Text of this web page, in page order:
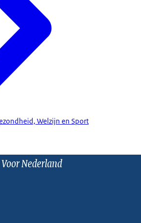
Welzijn en Sport
Nederland